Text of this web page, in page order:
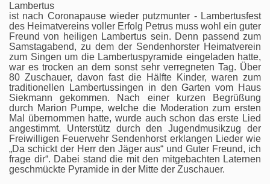
Lambertus
ist nach Coronapause wieder putzmunter - Lambertusfest
des Heimatvereins voller Erfolg Petrus muss wohl ein guter
Freund von heiligen Lambertus sein. Denn passend zum
Samstagabend, zu dem der Sendenhorster Heimatverein
zum Singen um die Lambertuspyramide eingeladen hatte,
war es trocken an dem sonst sehr verregneten Tag. Über
80 Zuschauer, davon fast die Hälfte Kinder, waren zum
traditionellen Lambertussingen in den Garten vom Haus
Siekmann gekommen. Nach einer kurzen Begrüßung
durch Marion Pumpe, welche die Moderation zum ersten
Mal übernommen hatte, wurde auch schon das erste Lied
angestimmt. Unterstütz durch den Jugendmusikzug der
Freiwilligen Feuerwehr Sendenhorst erklangen Lieder wie
„Da schickt der Herr den Jäger aus“ und Guter Freund, ich
frage dir“. Dabei stand die mit den mitgebachten Laternen
geschmückte Pyramide in der Mitte der Zuschauer.